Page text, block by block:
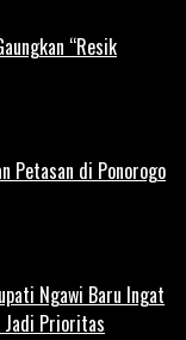
“Resik
Petasan di Ponorogo
Ngawi Baru Ingat
Jadi Prioritas